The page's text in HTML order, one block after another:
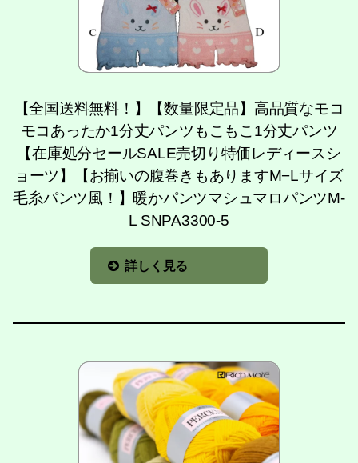
【全国送料無料！】【数量限定品】高品質なモコ
モコあったか1分丈パンツもこもこ1分丈パンツ
【在庫処分セールSALE売切り特価レディースシ
ョーツ】【お揃いの腹巻きもありますM−Lサイズ
毛糸パンツ風！】暖かパンツマシュマロパンツM-
L SNPA3300-5
詳しく見る